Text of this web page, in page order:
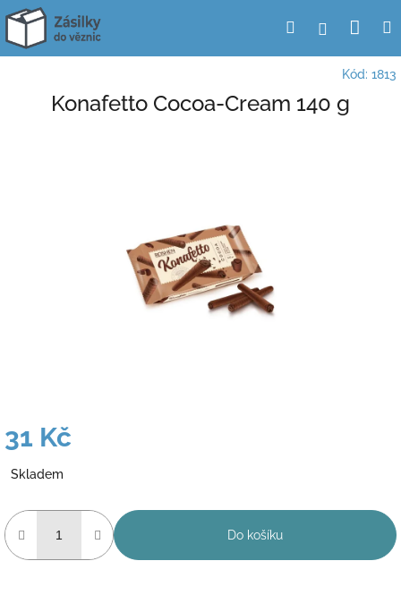
Přejít
obsah
HledatPřihlášení
Kód: 1813
Konafetto Cocoa-Cream 140 g
31 Kč
cena:
Skladem
Do košíku